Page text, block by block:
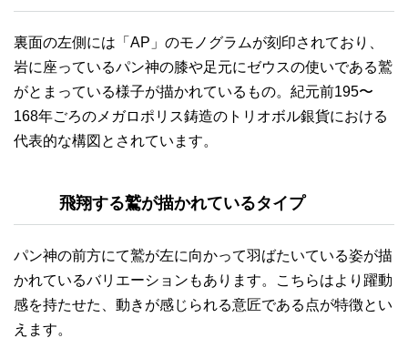
裏面の左側には「AP」のモノグラムが刻印されており、
岩に座っているパン神の膝や足元にゼウスの使いである鷲
がとまっている様子が描かれているもの。紀元前195〜
168年ごろのメガロポリス鋳造のトリオボル銀貨における
代表的な構図とされています。
飛翔する鷲が描かれているタイプ
パン神の前方にて鷲が左に向かって羽ばたいている姿が描
かれているバリエーションもあります。こちらはより躍動
感を持たせた、動きが感じられる意匠である点が特徴とい
えます。